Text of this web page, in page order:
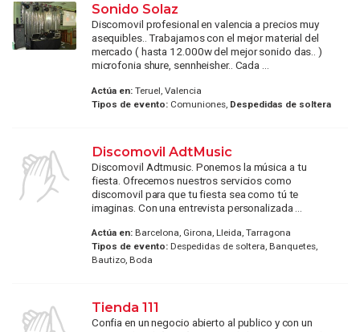
Sonido Solaz
Discomovil profesional en valencia a precios muy
asequibles.. Trabajamos con el mejor material del
mercado ( hasta 12.000w del mejor sonido das.. )
microfonia shure, sennheisher.. Cada ...
Actúa en:Teruel, Valencia
Tipos de evento:Comuniones, Despedidas de soltera
Discomovil AdtMusic
Discomovil Adtmusic. Ponemos la música a tu
fiesta. Ofrecemos nuestros servicios como
discomovil para que tu fiesta sea como tú te
imaginas. Con una entrevista personalizada ...
Actúa en:Barcelona, Girona, Lleida, Tarragona
Tipos de evento:Despedidas de soltera, Banquetes,
Bautizo, Boda
Tienda 111
Confia en un negocio abierto al publico y con un